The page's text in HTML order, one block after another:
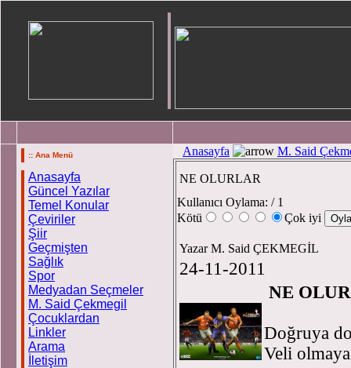
:: Ana Menü
Anasayfa
Güncel Yazılar
Temel Konular
Çeviriler
Şiir
Geçmişten
Sağlık
Spor
Medyadan Seçmeler
M. Said Çekmegil
Çocuklardan
Linkler
Arama
İletişim
Anasayfa M. Said
NE OLURLAR
Kullanıcı Oylama: / 1
Kötü
Çok iyi
Yazar M. Said ÇEKMEGİL
24-11-2011
NE
Doğruya
Veli